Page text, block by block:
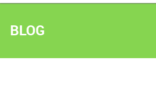
BLOG